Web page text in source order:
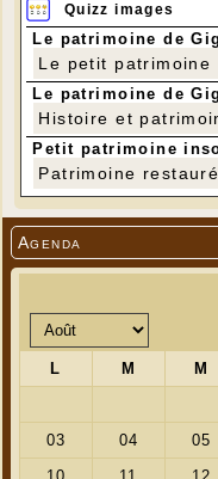
Agenda
Quizz images
Le patrimoine de
Le petit patrimoine
Le patrimoine de
Histoire et
Petit patrimoine
Patrimoine